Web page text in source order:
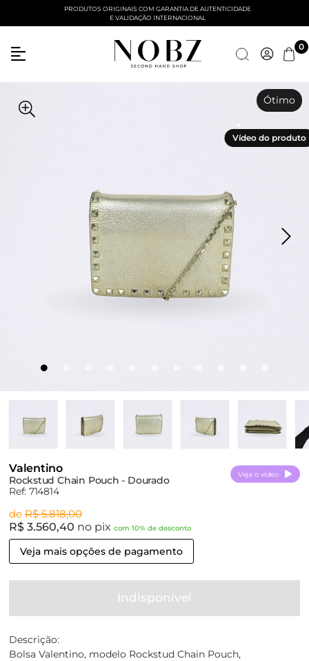
Entre com email ou cpf/cnpj
PRODUTOS ORIGINAIS COM GARANTIA DE AUTENTICIDADE
E VALIDAÇÃO INTERNACIONAL
0
Ótimo
Vídeo do produto
Valentino
Rockstud Chain Pouch - Dourado
Ref: 714814
Veja o vídeo
de R$ 5.818,00
R$ 3.560,40 no pix com 10% de desconto
Veja mais opções de pagamento
Indisponível
Descrição:
Bolsa Valentino, modelo Rockstud Chain Pouch,